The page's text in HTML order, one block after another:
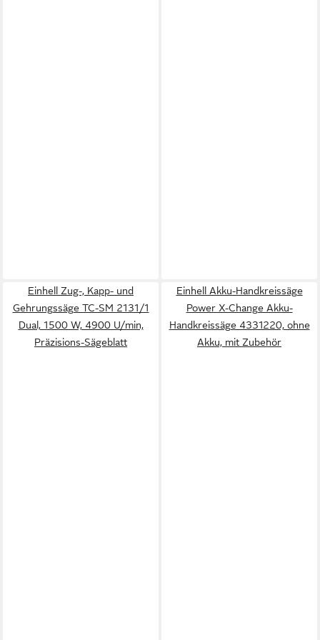
Einhell Zug-, Kapp- und
Gehrungssäge TC-SM 2131/1
Dual, 1500 W, 4900 U/min,
Präzisions-Sägeblatt
Einhell Akku-Handkreissäge
Power X-Change Akku-
Handkreissäge 4331220, ohne
Akku, mit Zubehör